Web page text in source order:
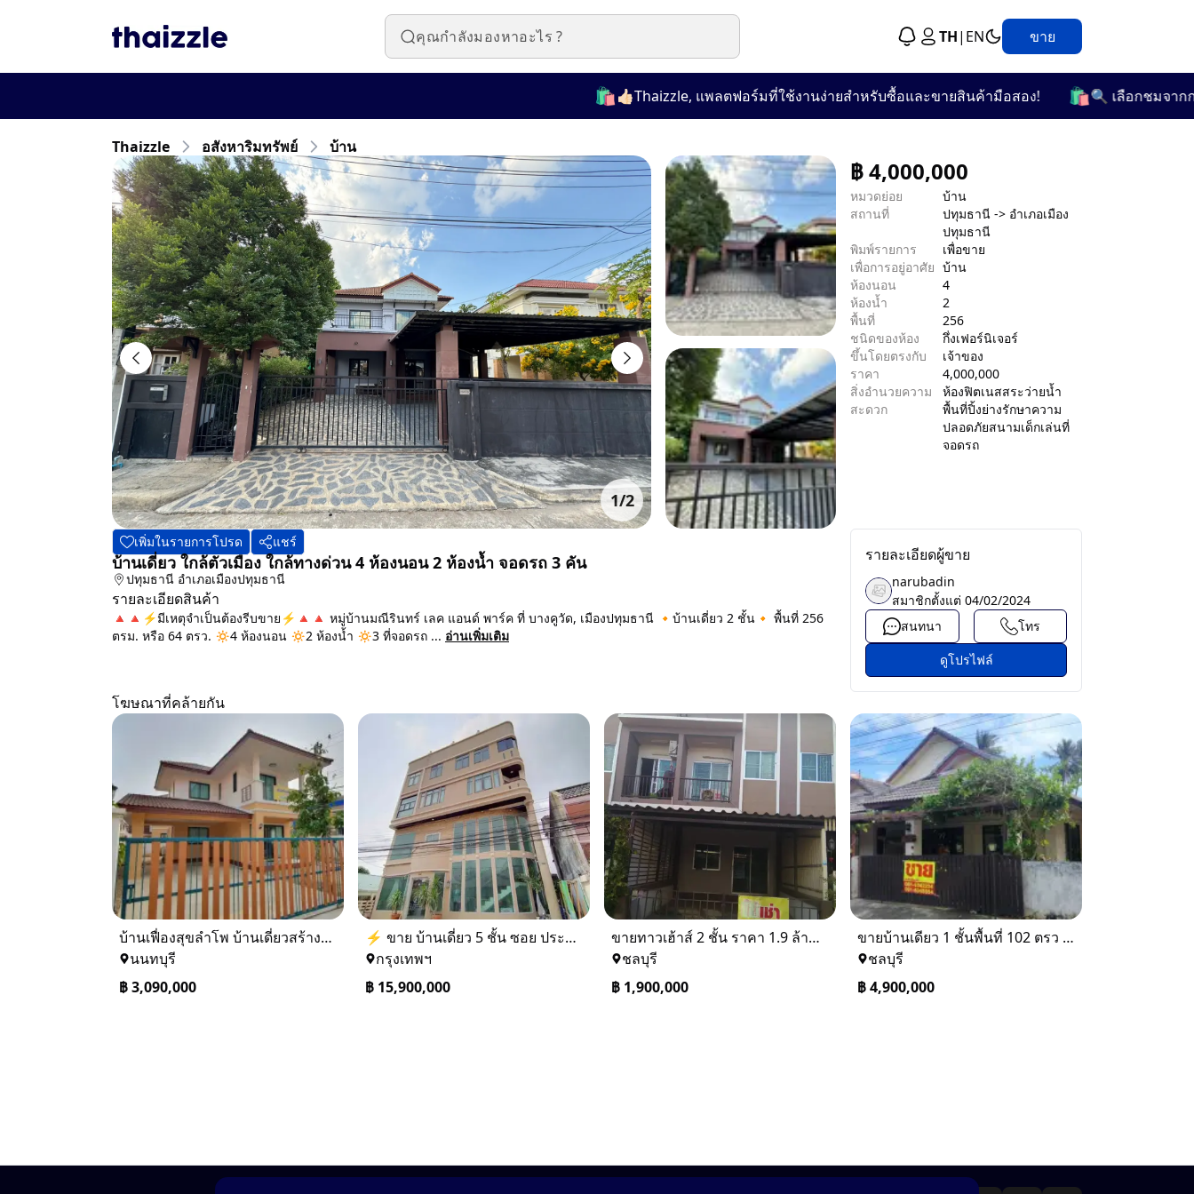
TH| EN ขาย
👍🏻Thaizzle, แพลตฟอร์มที่ใช้งานง่ายสำหรับซื้อและขายสินค้ามือสอง! 🛍️ 🔍 เลือกชมจากกว่า
Thaizzle อสังหาริมทรัพย์ บ้าน
1/2
฿4,000,000
หมวดย่อย
บ้าน
สถานที่
ปทุมธานี -> อำเภอเมือง
ปทุมธานี
พิมพ์รายการ
เพื่อขาย
เพื่อการอยู่อาศัย บ้าน
ห้องนอน
4
ห้องน้ำ
2
พื้นที่
256
ชนิดของห้อง
กึ่งเฟอร์นิเจอร์
ขึ้นโดยตรงกับ
เจ้าของ
ราคา
4,000,000
สิ่งอำนวยความ
สะดวก
ห้องฟิตเนสสระว่ายน้ำ
พื้นที่ปิ้งย่างรักษาความ
ปลอดภัยสนามเด็กเล่นที่
จอดรถ
เพิ่มในรายการโปรด แชร์
บ้านเดี่ยว ใกล้ตัวเมือง ใกล้ทางด่วน 4 ห้องนอน 2 ห้องน้ำ จอดรถ 3 คัน
ปทุมธานี อำเภอเมืองปทุมธานี
รายละเอียดสินค้า
🔺🔺⚡️มีเหตุจำเป็นต้องรีบขาย⚡️🔺🔺 หมู่บ้านมณีรินทร์ เลค แอนด์ พาร์ค ที่ บางคูวัด, เมืองปทุมธานี 🔸บ้านเดี่ยว 2 ชั้น🔸 พื้นที่ 256
ตรม. หรือ 64 ตรว. 🔅4 ห้องนอน 🔅2 ห้องน้ำ 🔅3 ที่จอดรถ ... อ่านเพิ่มเติม
รายละเอียดผู้ขาย
narubadin
สมาชิกตั้งแต่ 04/02/2024
สนทนา
โทร
ดูโปรไฟล์
โฆษณาที่คล้ายกัน
บ้านเฟื่องสุขลำโพ บ้านเดี่ยวสร้างใหม่ บางบัวทอง
นนทบุรี
฿3,090,000
⚡ ขาย บ้านเดี่ยว 5 ชั้น ซอย ประชาชื่น 14 ใกล้ BTS
กรุงเทพฯ
฿ 15,900,000
ขายทาวเฮ้าส์ 2 ชั้น ราคา 1.9 ล้านบาท ที่อยู่ ศรีราชา ชลบุรี
ชลบุรี
฿ 1,900,000
ขายบ้านเดียว 1 ชั้นพื้นที่ 102 ตรว บางละมุง ชลบุรี
ชลบุรี
฿4,900,000